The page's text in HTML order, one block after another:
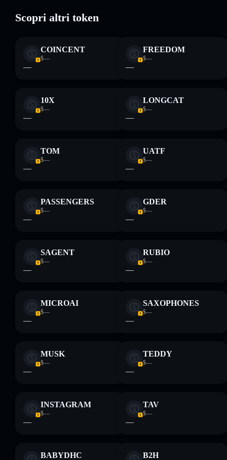
formativi e non costituiscono una consulenza finanziaria.
Informati sempre autonomamente. Dati forniti da
rugcheck.xyz.
Scopri altri token
COINCENT
$—
—
FREEDOM
$—
—
10X
$—
—
LONGCAT
$—
—
TOM
$—
—
UATF
$—
—
PASSENGERS
$—
—
GDER
$—
—
SAGENT
$—
—
RUBIO
$—
—
MICROAI
$—
—
SAXOPHONES
$—
—
MUSK
$—
—
TEDDY
$—
—
INSTAGRAM
$—
—
TAV
$—
—
BABYDHC B2H